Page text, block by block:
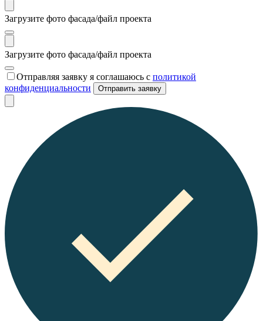
Загрузите фото фасада/файл проекта
Загрузите фото фасада/файл проекта
Отправляя заявку я соглашаюсь с политикой
конфиденциальности
Отправить заявку